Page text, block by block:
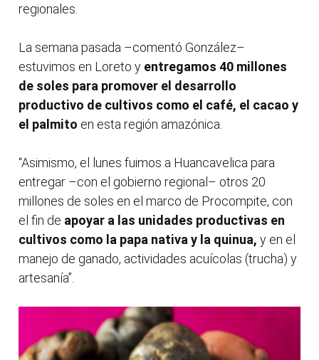
regionales.
La semana pasada –comentó González–
estuvimos en Loreto y entregamos 40 millones
de soles para promover el desarrollo
productivo de cultivos como el café, el cacao y
el palmito en esta región amazónica.
“Asimismo, el lunes fuimos a Huancavelica para
entregar –con el gobierno regional– otros 20
millones de soles en el marco de Procompite, con
el fin de apoyar a las unidades productivas en
cultivos como la papa nativa y la quinua, y en el
manejo de ganado, actividades acuícolas (trucha) y
artesanía”.